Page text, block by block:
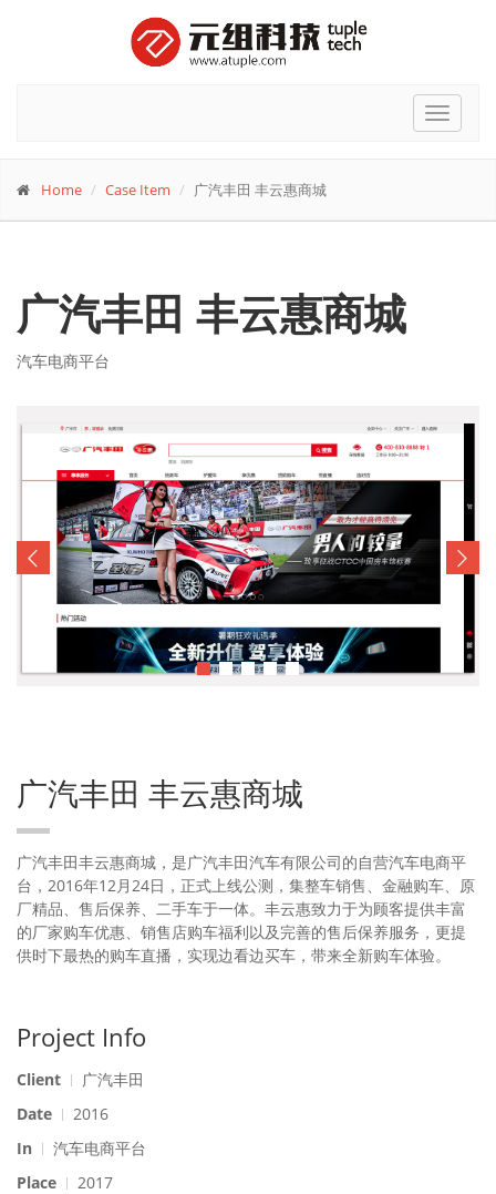
Toggle
Home Case Item 广汽丰田 丰云惠商城
广汽丰田 丰云惠商城
汽车电商平台
广汽丰田 丰云惠商城
广汽丰田丰云惠商城，是广汽丰田汽车有限公司的自营汽车电商平
台，2016年12月24日，正式上线公测，集整车销售、金融购车、原
厂精品、售后保养、二手车于一体。丰云惠致力于为顾客提供丰富
的厂家购车优惠、销售店购车福利以及完善的售后保养服务，更提
供时下最热的购车直播，实现边看边买车，带来全新购车体验。
Project Info
Client
广汽丰田
Date
2016
In
汽车电商平台
Place
2017